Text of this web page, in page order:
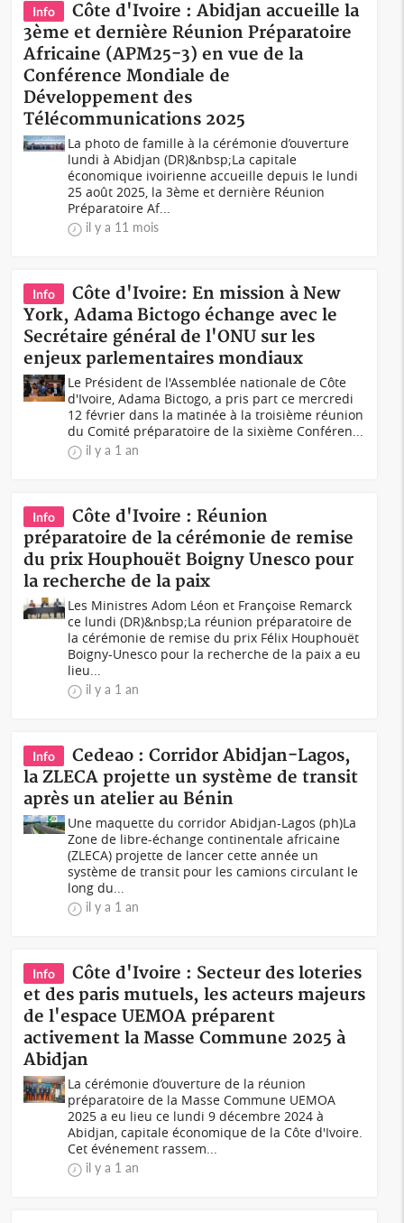
Info
Côte d'Ivoire : Abidjan accueille la
3ème et dernière Réunion Préparatoire
Africaine (APM25-3) en vue de la
Conférence Mondiale de
Développement des
Télécommunications 2025
La photo de famille à la cérémonie d’ouverture
lundi à Abidjan (DR)&nbsp;La capitale
économique ivoirienne accueille depuis le lundi
25 août 2025, la 3ème et dernière Réunion
Préparatoire Af...
il y a 11 mois
Info
Côte d'Ivoire: En mission à New
York, Adama Bictogo échange avec le
Secrétaire général de l'ONU sur les
enjeux parlementaires mondiaux
Le Président de l'Assemblée nationale de Côte
d'Ivoire, Adama Bictogo, a pris part ce mercredi
12 février dans la matinée à la troisième réunion
du Comité préparatoire de la sixième Conféren...
il y a 1 an
Info
Côte d'Ivoire : Réunion
préparatoire de la cérémonie de remise
du prix Houphouët Boigny Unesco pour
la recherche de la paix
Les Ministres Adom Léon et Françoise Remarck
ce lundi (DR)&nbsp;La réunion préparatoire de
la cérémonie de remise du prix Félix Houphouët
Boigny-Unesco pour la recherche de la paix a eu
lieu...
il y a 1 an
Info
Cedeao : Corridor Abidjan-Lagos,
la ZLECA projette un système de transit
après un atelier au Bénin
Une maquette du corridor Abidjan-Lagos (ph)La
Zone de libre-échange continentale africaine
(ZLECA) projette de lancer cette année un
système de transit pour les camions circulant le
long du...
il y a 1 an
Info
Côte d'Ivoire : Secteur des loteries
et des paris mutuels, les acteurs majeurs
de l'espace UEMOA préparent
activement la Masse Commune 2025 à
Abidjan
La cérémonie d’ouverture de la réunion
préparatoire de la Masse Commune UEMOA
2025 a eu lieu ce lundi 9 décembre 2024 à
Abidjan, capitale économique de la Côte d'Ivoire.
Cet événement rassem...
il y a 1 an